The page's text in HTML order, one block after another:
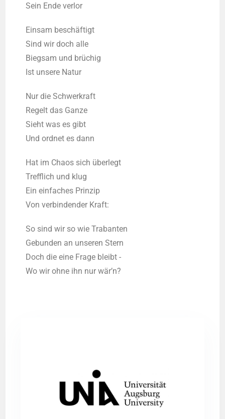
Sein Ende verlor
Ein­sam beschäf­tigt
Sind wir doch alle
Bieg­sam und brü­chig
Ist unse­re Natur
Nur die Schwer­kraft
Regelt das Gan­ze
Sieht was es gibt
Und ord­net es dann
Hat im Cha­os sich über­legt
Treff­lich und klug
Ein ein­fa­ches Prin­zip
Von ver­bin­den­der Kraft:
So sind wir so wie Tra­ban­ten
Gebun­den an unse­ren Stern
Doch die eine Fra­ge bleibt -
Wo wir ohne ihn nur wär’n?